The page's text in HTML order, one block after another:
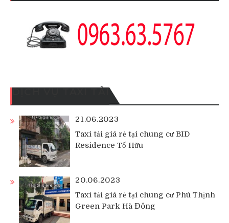
21.06.2023
Taxi tải giá rẻ tại chung cư BID
Residence Tố Hữu
20.06.2023
Taxi tải giá rẻ tại chung cư Phú Thịnh
Green Park Hà Đông